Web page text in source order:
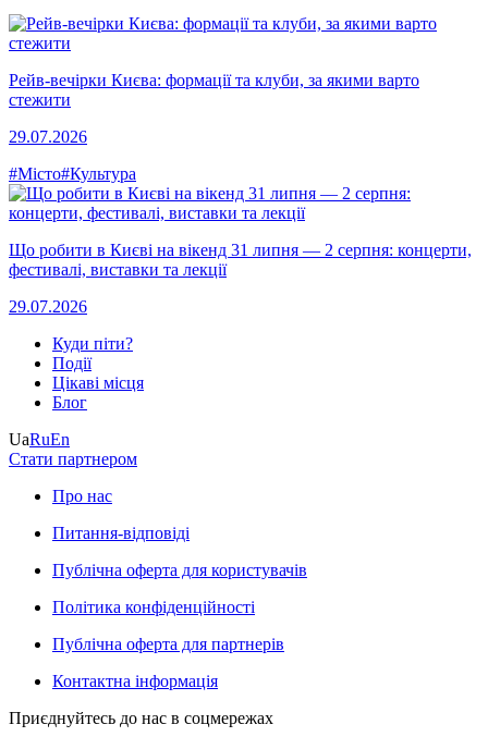
Рейв-вечірки Києва: формації та клуби, за якими варто
стежити
29.07.2026
#Місто#Культура
Що робити в Києві на вікенд 31 липня — 2 серпня: концерти,
фестивалі, виставки та лекції
29.07.2026
Куди піти?
Події
Цікаві місця
Блог
UaRuEn
Стати партнером
Про нас
Питання-відповіді
Публічна оферта для користувачів
Політика конфіденційності
Публічна оферта для партнерів
Контактна інформація
Приєднуйтесь до нас в соцмережах